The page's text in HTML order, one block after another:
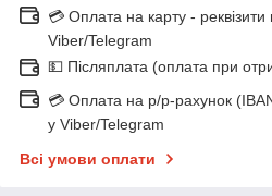
💳 Оплата на карту - реквізити
Viber/Telegram
💵 Післяплата (оплата при
💳 Оплата на р/р-рахунок
у Viber/Telegram
Всі умови оплати